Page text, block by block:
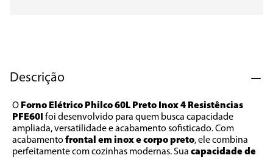
Descrição
O Forno Elétrico Philco 60L Preto Inox 4 Resistências
PFE60I foi desenvolvido para quem busca capacidade
ampliada, versatilidade e acabamento sofisticado. Com
acabamento frontal em inox e corpo preto, ele combina
perfeitamente com cozinhas modernas. Sua capacidade de